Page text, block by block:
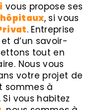
vous propose ses
, si vous
. Entreprise
d’un savoir-
tout en
Nous vous
votre projet de
sommes à
vous habitez